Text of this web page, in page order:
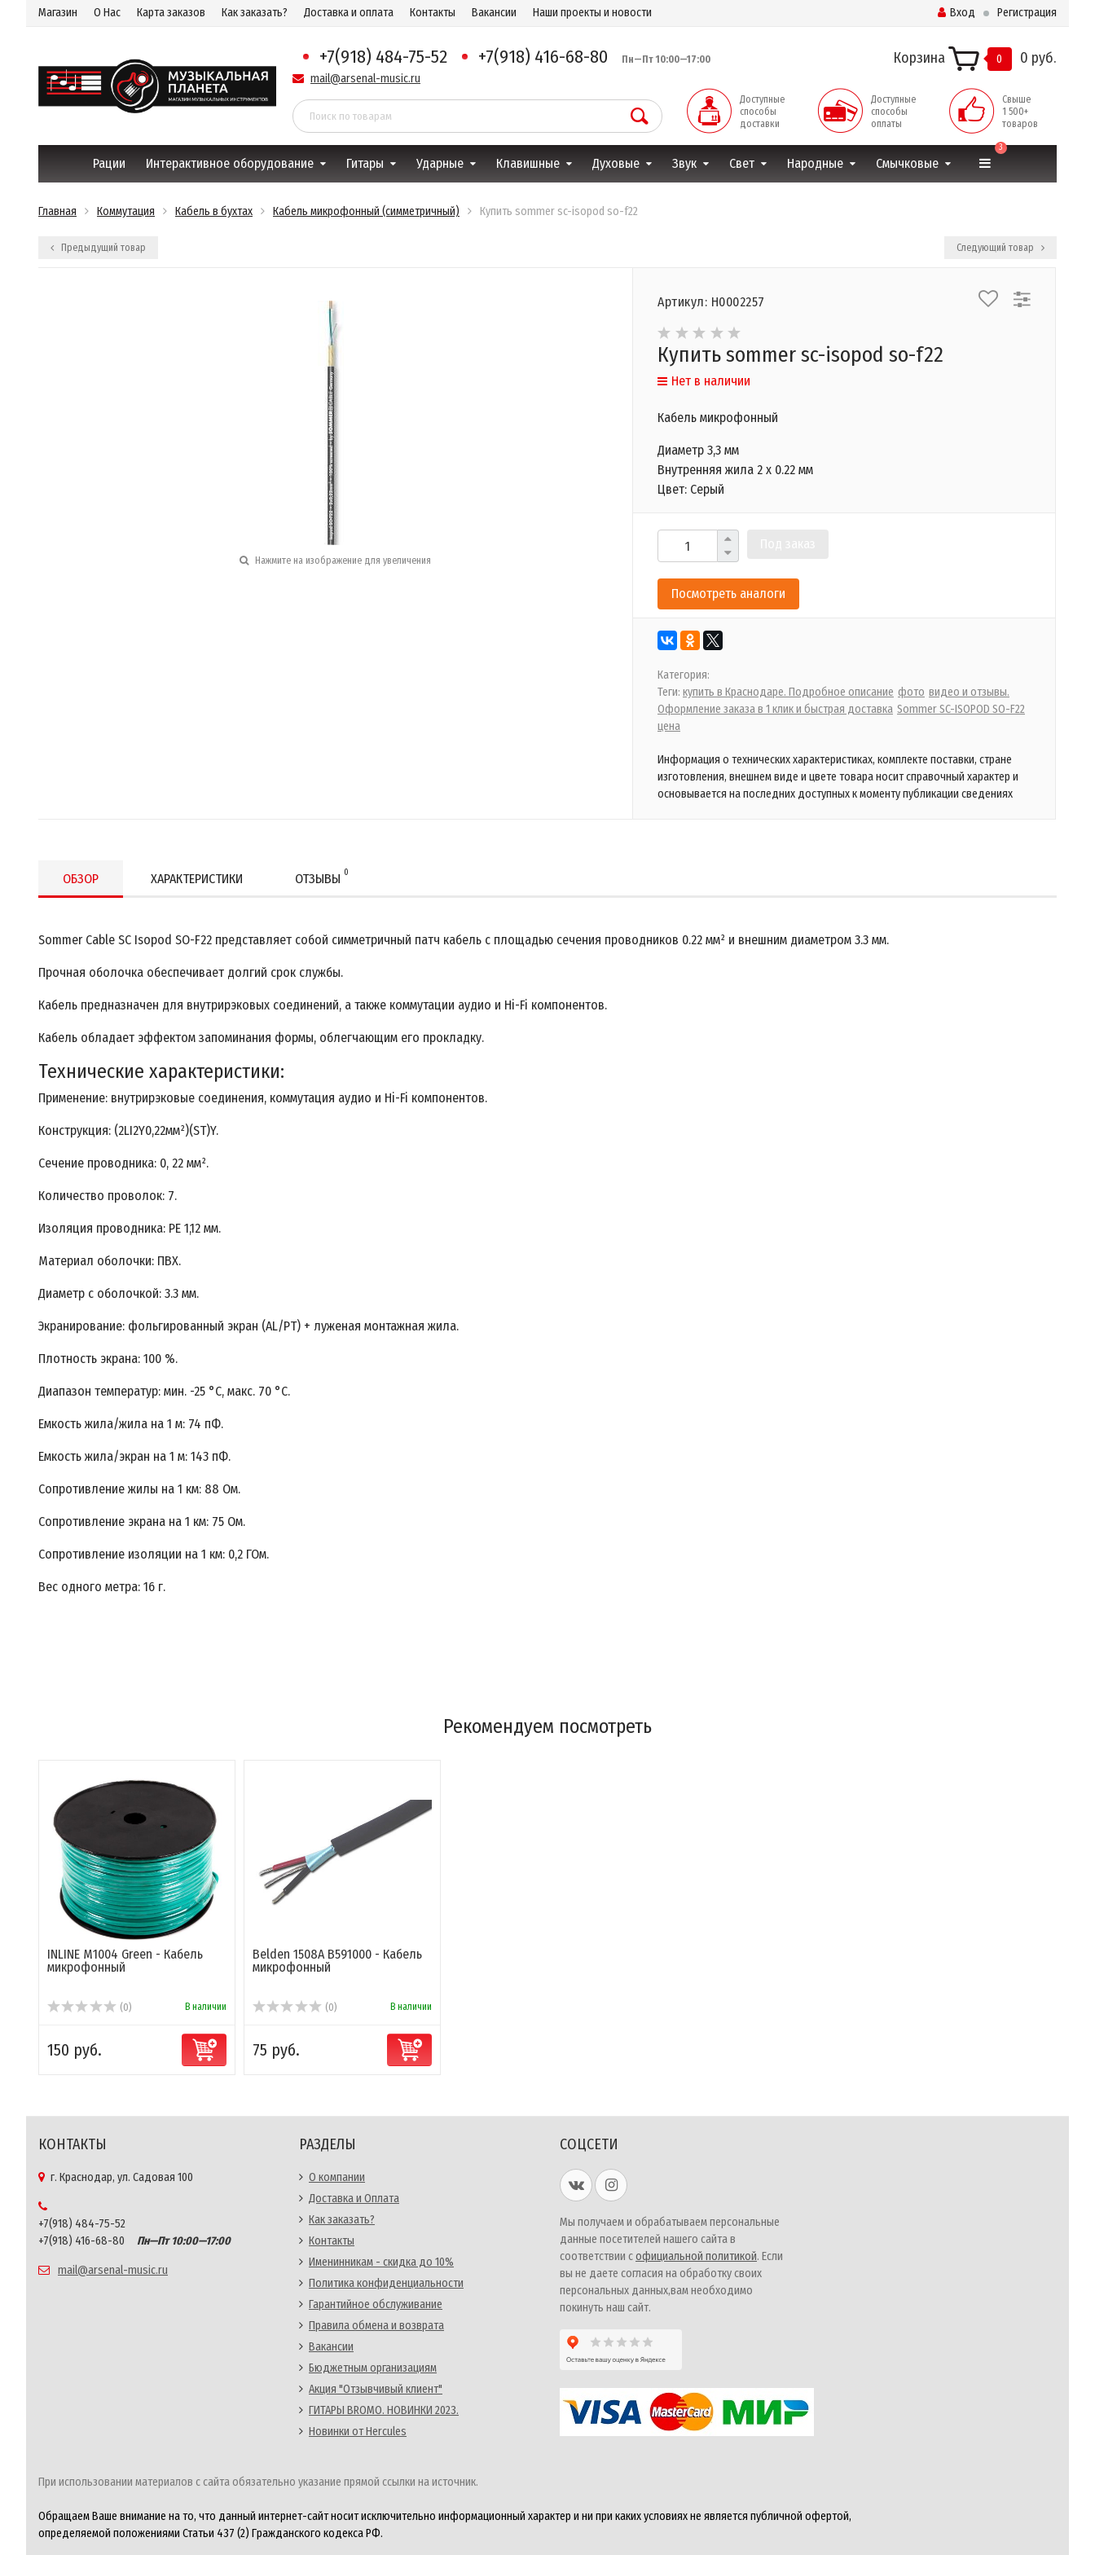
Магазин О Нас Карта заказов Как заказать? Доставка и оплата Контакты Вакансии Наши проекты и новости Вход Регистрация
+7(918) 484-75-52 +7(918) 416-68-80 Пн—Пт 10:00—17:00
mail@arsenal-music.ru
Корзина 0 0 руб.
Доступные
способы
доставки
Доступные
способы
оплаты
Свыше
1 500+
товаров
Рации Интерактивное оборудование Гитары Ударные Клавишные Духовые Звук Свет Народные Смычковые
3
Главная Коммутация Кабель в бухтах Кабель микрофонный (симметричный) Купить sommer sc-isopod so-f22
Предыдущий товар Следующий товар
Нажмите на изображение для увеличения
Артикул: Н0002257
Купить sommer sc-isopod so-f22
Нет в наличии
Кабель микрофонный
Диаметр 3,3 мм
Внутренняя жила 2 х 0.22 мм
Цвет: Серый
Посмотреть аналоги
Категория:
Теги: купить в Краснодаре. Подробное описание фото видео и отзывы.
Оформление заказа в 1 клик и быстрая доставка Sommer SC-ISOPOD SO-F22
цена
Информация о технических характеристиках, комплекте поставки, стране
изготовления, внешнем виде и цвете товара носит справочный характер и
основывается на последних доступных к моменту публикации сведениях
ОБЗОР ХАРАКТЕРИСТИКИ ОТЗЫВЫ 0
Sommer Cable SC Isopod SO-F22 представляет собой симметричный патч кабель с площадью сечения проводников 0.22 мм² и внешним диаметром 3.3 мм.
Прочная оболочка обеспечивает долгий срок службы.
Кабель предназначен для внутрирэковых соединений, а также коммутации аудио и Hi-Fi компонентов.
Кабель обладает эффектом запоминания формы, облегчающим его прокладку.
Технические характеристики:
Применение: внутрирэковые соединения, коммутация аудио и Hi-Fi компонентов.
Конструкция: (2LI2Y0,22мм²)(ST)Y.
Сечение проводника: 0, 22 мм².
Количество проволок: 7.
Изоляция проводника: PE 1,12 мм.
Материал оболочки: ПВХ.
Диаметр с оболочкой: 3.3 мм.
Экранирование: фольгированный экран (AL/PT) + луженая монтажная жила.
Плотность экрана: 100 %.
Диапазон температур: мин. -25 °C, макс. 70 °C.
Емкость жила/жила на 1 м: 74 пФ.
Емкость жила/экран на 1 м: 143 пФ.
Сопротивление жилы на 1 км: 88 Ом.
Сопротивление экрана на 1 км: 75 Ом.
Сопротивление изоляции на 1 км: 0,2 ГОм.
Вес одного метра: 16 г.
Рекомендуем посмотреть
INLINE M1004 Green - Кабель
микрофонный
(0) В наличии
150 руб.
Belden 1508A B591000 - Кабель
микрофонный
(0) В наличии
75 руб.
КОНТАКТЫ
г. Краснодар, ул. Садовая 100
+7(918) 484-75-52
+7(918) 416-68-80
Пн—Пт 10:00—17:00
mail@arsenal-music.ru
РАЗДЕЛЫ
О компании
Доставка и Оплата
Как заказать?
Контакты
Именинникам - скидка до 10%
Политика конфиденциальности
Гарантийное обслуживание
Правила обмена и возврата
Вакансии
Бюджетным организациям
Акция "Отзывчивый клиент"
ГИТАРЫ BROMO. НОВИНКИ 2023.
Новинки от Hercules
СОЦСЕТИ
Мы получаем и обрабатываем персональные
данные посетителей нашего сайта в
соответствии софициальной политикой. Если
вы не даете согласия на обработку своих
персональных данных,вам необходимо
покинуть наш сайт.
При использовании материалов с сайта обязательно указание прямой ссылки на источник.
Обращаем Ваше внимание на то, что данный интернет-сайт носит исключительно информационный характер и ни при каких условиях не является публичной офертой,
определяемой положениями Статьи 437 (2) Гражданского кодекса РФ.